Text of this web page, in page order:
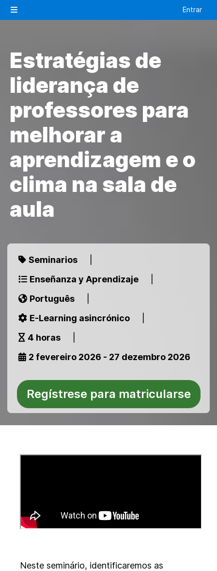
Entrar
Estratégias de
liderança de
professores para
melhorar a
aprendizagem e o
clima na sala de
aula
Seminarios
Enseñanza y Aprendizaje
Português
E-Learning asincrónico
4 horas
2 fevereiro 2026 - 27 dezembro 2026
Regístrese para matricularse
Neste seminário, identificaremos as